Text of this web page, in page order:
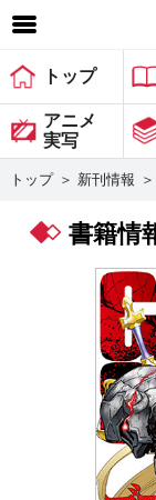
SQUARE
ゲーム
マガジン＆ブック
グッズ
会社情報
スクウェア・エニッ
トップ
アニメ
実写
トップ ＞ 新刊情報 ＞
書籍情